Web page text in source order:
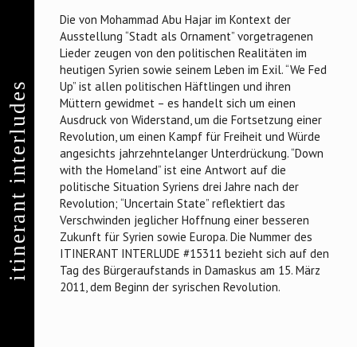
itinerant interludes
Die von Mohammad Abu Hajar im Kontext der
Ausstellung “Stadt als Ornament” vorgetragenen
Lieder zeugen von den politischen Realitäten im
heutigen Syrien sowie seinem Leben im Exil. “We Fed
Up” ist allen politischen Häftlingen und ihren
Müttern gewidmet – es handelt sich um einen
Ausdruck von Widerstand, um die Fortsetzung einer
Revolution, um einen Kampf für Freiheit und Würde
angesichts jahrzehntelanger Unterdrückung. “Down
with the Homeland” ist eine Antwort auf die
politische Situation Syriens drei Jahre nach der
Revolution; “Uncertain State” reflektiert das
Verschwinden jeglicher Hoffnung einer besseren
Zukunft für Syrien sowie Europa. Die Nummer des
ITINERANT INTERLUDE #15311 bezieht sich auf den
Tag des Bürgeraufstands in Damaskus am 15. März
2011, dem Beginn der syrischen Revolution.